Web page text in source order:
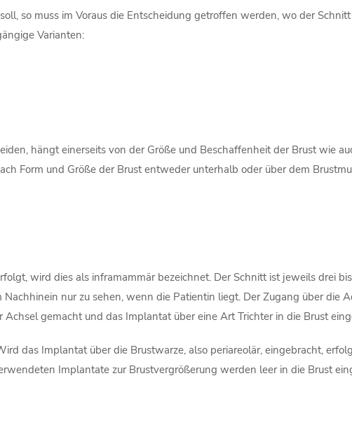
so muss im Voraus die Entscheidung getroffen werden, wo der
Varianten:
hängt einerseits von der Größe und Beschaffenheit der Brust wie
Form und Größe der Brust entweder unterhalb oder über dem
wird dies als inframammär bezeichnet. Der Schnitt ist jeweils drei
nur zu sehen, wenn die Patientin liegt. Der Zugang über die
gemacht und das Implantat über eine Art Trichter in die Brust
das Implantat über die Brustwarze, also periareolär, eingebracht,
Implantate zur Brustvergrößerung werden leer in die Brust